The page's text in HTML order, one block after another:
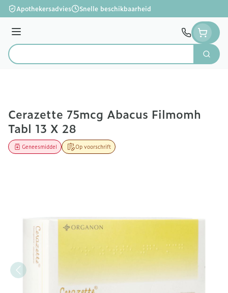
Ga naar de inhoud
Apothekersadvies Snelle beschikbaarheid
Menu
Product, merk, categorie...
Zoek
Cerazette 75mcg Abacus Filmomh
Tabl 13 X 28
Op voorschrift
Geneesmiddel